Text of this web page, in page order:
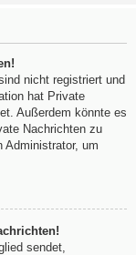
nicht registriert und
hat Private
Außerdem könnte es
Nachrichten zu
Administrator, um
sendet,